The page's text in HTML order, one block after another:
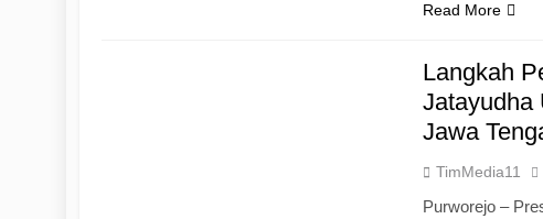
Read More
Langkah
Jatayudha
Jawa
TimMedia11
Purworejo –